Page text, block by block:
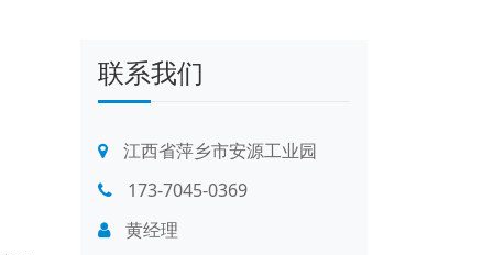
联系我们
江西省萍乡市安源工业园
173-7045-0369
黄经理